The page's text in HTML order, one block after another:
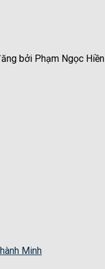
bởi Phạm Ngọc Hiền
Minh